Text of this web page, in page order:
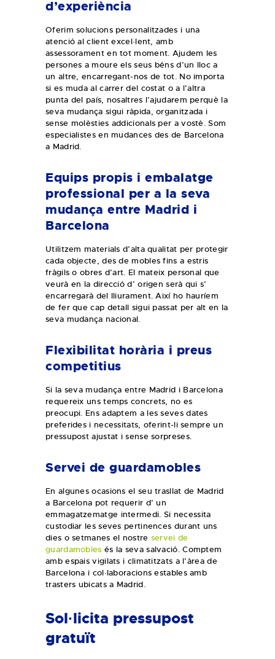
d’experiència
Oferim solucions personalitzades i una
atenció al client excel·lent, amb
assessorament en tot moment. Ajudem les
persones a moure els seus béns d’un lloc a
un altre, encarregant-nos de tot. No importa
si es muda al carrer del costat o a l’altra
punta del país, nosaltres l’ajudarem perquè la
seva mudança sigui ràpida, organitzada i
sense molèsties addicionals per a vostè. Som
especialistes en mudances des de Barcelona
a Madrid.
Equips propis i embalatge
professional per a la seva
mudança entre Madrid i
Barcelona
Utilitzem materials d’alta qualitat per protegir
cada objecte, des de mobles fins a estris
fràgils o obres d’art. El mateix personal que
veurà en la direcció d’ origen serà qui s’
encarregarà del lliurament. Així ho hauríem
de fer que cap detall sigui passat per alt en la
seva mudança nacional.
Flexibilitat horària i preus
competitius
Si la seva mudança entre Madrid i Barcelona
requereix uns temps concrets, no es
preocupi. Ens adaptem a les seves dates
preferides i necessitats, oferint-li sempre un
pressupost ajustat i sense sorpreses.
Servei de guardamobles
En algunes ocasions el seu trasllat de Madrid
a Barcelona pot requerir d’ un
emmagatzematge intermedi. Si necessita
custodiar les seves pertinences durant uns
dies o setmanes el nostre servei de
guardamobles és la seva salvació. Comptem
amb espais vigilats i climatitzats a l’àrea de
Barcelona i col·laboracions estables amb
trasters ubicats a Madrid.
Sol·licita pressupost
gratuït